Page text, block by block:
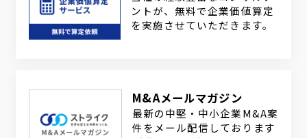
ントが、無料で企業価値算定
を実施させていただきます。
M&Aメールマガジン
最新の中堅・中小企業M&A案
件をメール配信しております